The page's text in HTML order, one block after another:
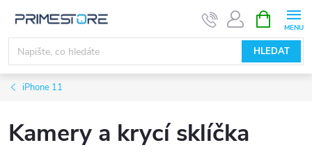
obsah
HLEDAT
NÁKUPNÍ
KOŠÍK
iPhone 11
Kamery a krycí sklíčka